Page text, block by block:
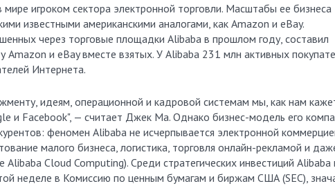
мире игроком сектора электронной торговли. Масштабы ее бизнеса
известными американскими аналогами, как Amazon и eBay.
через торговые площадки Alibaba в прошлом году, составил
и eBay вместе взятых. У Alibaba 231 млн активных
Интернета.
идеям, операционной и кадровой системам мы, как нам
и Facebook", — считает Джек Ма. Однако бизнес-модель его
феномен Alibaba не исчерпывается электронной
малого бизнеса, логистика, торговля онлайн-рекламой и
Cloud Computing). Среди стратегических инвестиций Alibaba
неделе в Комиссию по ценным бумагам и биржам США (SEC),